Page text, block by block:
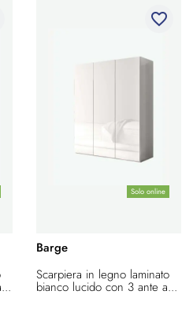
Solo online
favorite_border
Barge
Scarpiera in legno laminato
bianco lucido con 3 ante a...